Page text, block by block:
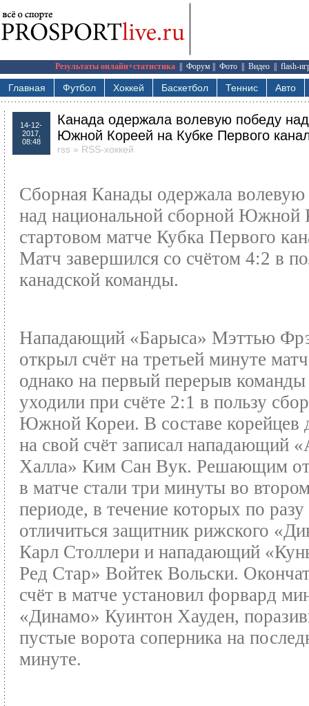
Результаты онлайн+статистика Форум Фото Видео flash-
Главная Футбол Хоккей Баскетбол Теннис Авто
14-12-
2017,
08:48
Канада одержала волевую победу над
Южной Кореей на Кубке Первого
rss » RSS-хоккей
Сборная Канады одержала волевую
над национальной сборной Южной
стартовом матче Кубка Первого
Матч завершился со счётом 4:2 в
канадской команды.
Нападающий «Барыса» Мэттью
открыл счёт на третьей минуте
однако на первый перерыв команды
уходили при счёте 2:1 в пользу
Южной Кореи. В составе корейцев
на свой счёт записал нападающий
Халла» Ким Сан Вук. Решающим
в матче стали три минуты во
периоде, в течение которых по
отличиться защитник рижского
Карл Столлери и нападающий
Ред Стар» Войтек Вольски.
счёт в матче установил форвард
«Динамо» Куинтон Хауден,
пустые ворота соперника на
минуте.